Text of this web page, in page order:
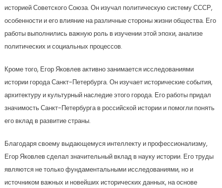
историей Советского Союза. Он изучал политическую систему СССР,
особенности и его влияние на различные стороны жизни общества. Его
работы выполнились важную роль в изучении этой эпохи, анализе
политических и социальных процессов.
Кроме того, Егор Яковлев активно занимается исследованиями
истории города Санкт-Петербурга. Он изучает исторические события,
архитектуру и культурный наследие этого города. Его работы придал
значимость Санкт-Петербурга в российской истории и помогли понять
его вклад в развитие страны.
Благодаря своему выдающемуся интеллекту и профессионализму,
Егор Яковлев сделал значительный вклад в науку истории. Его труды
являются не только фундаментальными исследованиями, но и
источником важных и новейших исторических данных, на основе